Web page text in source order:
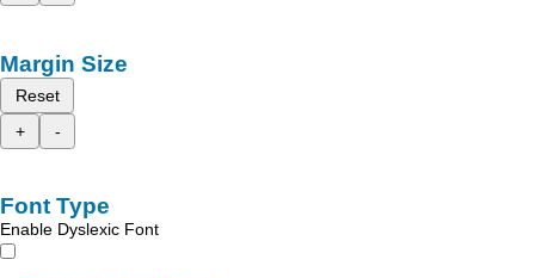
Margin Size
Reset
+
-
Font Type
Enable Dyslexic Font